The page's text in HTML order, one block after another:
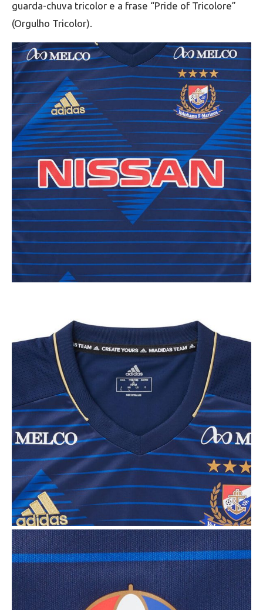
guarda-chuva tricolor e a frase “Pride of Tricolore”
(Orgulho Tricolor).